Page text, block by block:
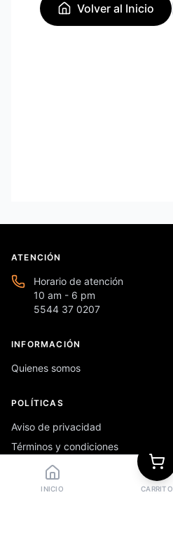
Volver al Inicio
INICIO CARRITO
ATENCIÓN
Horario de atención
10 am - 6 pm
5544 37 0207
INFORMACIÓN
Quienes somos
POLÍTICAS
Aviso de privacidad
Términos y condiciones
Preguntas frecuentes